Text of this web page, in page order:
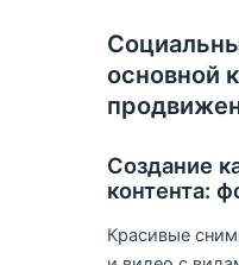
основной
Создание
контента:
Красивые